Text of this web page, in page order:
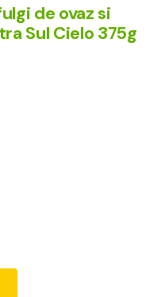
de ovaz si
Sul Cielo 375g